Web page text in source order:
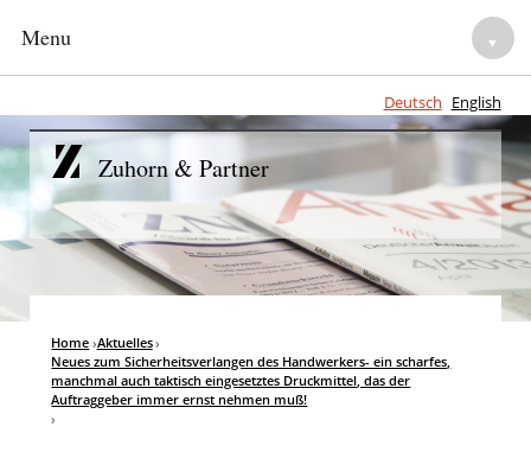
Menu ▼
Deutsch English
HOME
NOTARE ▼
ANWALTLICHE BERATUNG ▼
TEAM
KARRIERE
Zuhorn & Partner
Home ›Aktuelles›
Neues zum Sicherheitsverlangen des Handwerkers- ein scharfes,
manchmal auch taktisch eingesetztes Druckmittel, das der
Auftraggeber immer ernst nehmen muß!
›